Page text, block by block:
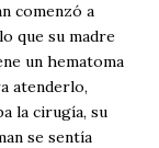
comenzó a
que su madre
un hematoma
atenderlo,
la cirugía, su
se sentía